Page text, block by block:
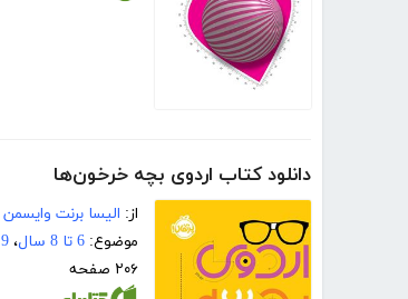
دانلود کتاب اردوی بچه خرخون‌ها
از: الیسا برنت وایسمن
موضوع: 6 تا 8 سال ، 9 تا 12 سال
۲۰۶ صفحه